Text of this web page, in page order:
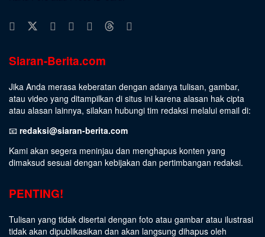
Siaran-Berita.com
Jika Anda merasa keberatan dengan adanya tulisan, gambar,
atau video yang ditampilkan di situs ini karena alasan hak cipta
atau alasan lainnya, silakan hubungi tim redaksi melalui email di:
📧 redaksi@siaran-berita.com
Kami akan segera meninjau dan menghapus konten yang
dimaksud sesuai dengan kebijakan dan pertimbangan redaksi.
PENTING!
Tulisan yang tidak disertai dengan foto atau gambar atau ilustrasi
tidak akan dipublikasikan dan akan langsung dihapus oleh